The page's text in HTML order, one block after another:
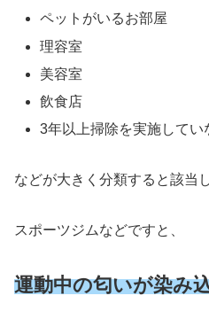
ペットがいるお部屋
理容室
美容室
飲食店
3年以上掃除を実施してい
などが大きく分類すると該当
スポーツジムなどですと、
運動中の匂いが染み